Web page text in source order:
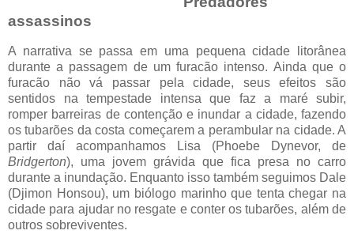
assassinos
A narrativa se passa em uma pequena cidade litorânea
durante a passagem de um furacão intenso. Ainda que o
furacão não vá passar pela cidade, seus efeitos são
sentidos na tempestade intensa que faz a maré subir,
romper barreiras de contenção e inundar a cidade, fazendo
os tubarões da costa começarem a perambular na cidade. A
partir daí acompanhamos Lisa (Phoebe Dynevor, de
Bridgerton), uma jovem grávida que fica presa no carro
durante a inundação. Enquanto isso também seguimos Dale
(Djimon Honsou), um biólogo marinho que tenta chegar na
cidade para ajudar no resgate e conter os tubarões, além de
outros sobreviventes.